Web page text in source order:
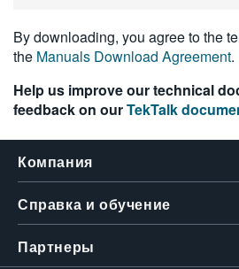
By downloading, you agree to the
the Manuals Download Agreement.
Help us improve our technical
feedback on ourTekTalk
Компания
Справка и обучение
Партнеры